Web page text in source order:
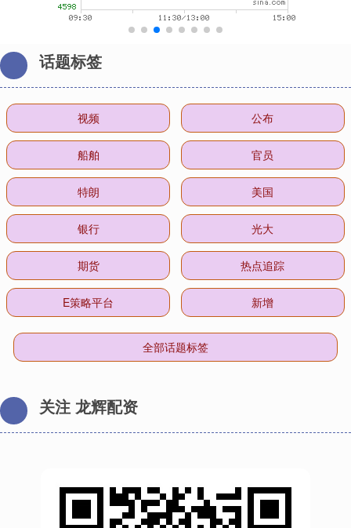
话题标签
视频 公布
船舶 官员
特朗 美国
银行 光大
期货 热点追踪
E策略平台 新增
全部话题标签
关注 龙辉配资